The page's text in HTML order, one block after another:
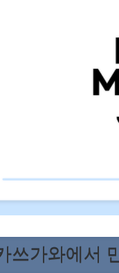
쓰가와에서